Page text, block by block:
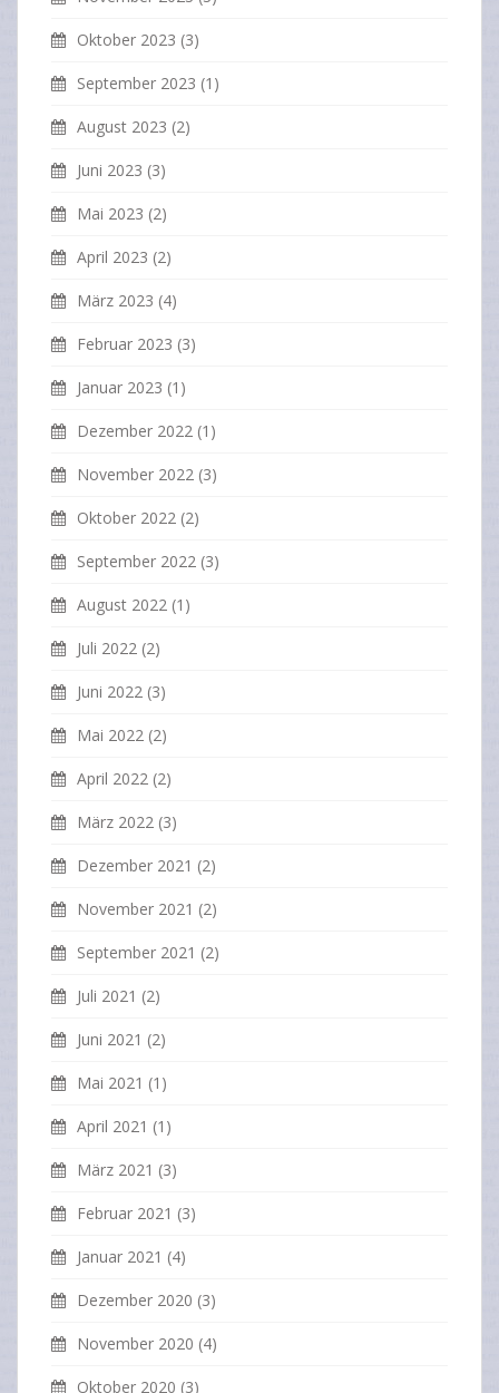
Oktober 2023 (3)
September 2023 (1)
August 2023 (2)
Juni 2023 (3)
Mai 2023 (2)
April 2023 (2)
März 2023 (4)
Februar 2023 (3)
Januar 2023 (1)
Dezember 2022 (1)
November 2022 (3)
Oktober 2022 (2)
September 2022 (3)
August 2022 (1)
Juli 2022 (2)
Juni 2022 (3)
Mai 2022 (2)
April 2022 (2)
März 2022 (3)
Dezember 2021 (2)
November 2021 (2)
September 2021 (2)
Juli 2021 (2)
Juni 2021 (2)
Mai 2021 (1)
April 2021 (1)
März 2021 (3)
Februar 2021 (3)
Januar 2021 (4)
Dezember 2020 (3)
November 2020 (4)
Oktober 2020 (3)